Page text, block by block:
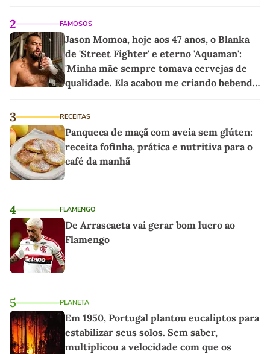
2 FAMOSOS
Jason Momoa, hoje aos 47 anos, o Blanka
de 'Street Fighter' e eterno 'Aquaman':
'Minha mãe sempre tomava cervejas de
qualidade. Ela acabou me criando bebendo
3 RECEITAS
Panqueca de maçã com aveia sem glúten:
receita fofinha, prática e nutritiva para o
café da manhã
4 FLAMENGO
De Arrascaeta vai gerar bom lucro ao
Flamengo
5 PLANETA
Em 1950, Portugal plantou eucaliptos para
estabilizar seus solos. Sem saber,
multiplicou a velocidade com que os